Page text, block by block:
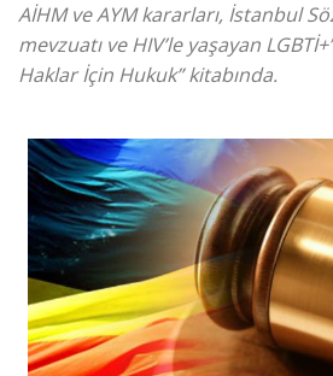
AİHM ve AYM kararları, İstanbul
mevzuatı ve HIV’le yaşayan
Haklar İçin Hukuk” kitabında.